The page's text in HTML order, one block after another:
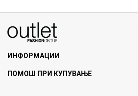
ИНФОРМАЦИИ
За нас
ПОМОШ ПРИ КУПУВАЊЕ